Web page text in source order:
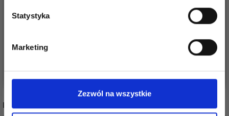
Statystyka
Marketing
Zezwól na wszystkie
SZT
9,65 zł
OKRĄGŁE, 15 MM, 10
12,90 zł
31/08/2026
INNI TEŻ WIDZIELI